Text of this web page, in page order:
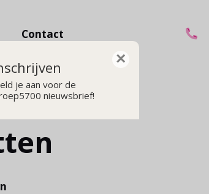
Contact
×
je aan voor de
nieuwsbrief!